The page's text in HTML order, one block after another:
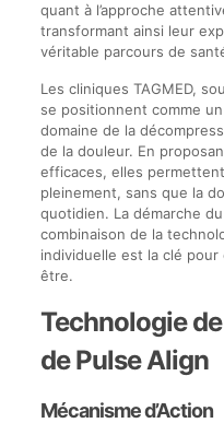
quant à l’approche
transformant ainsi leur
véritable parcours de
Les cliniques TAGMED,
se positionnent comme
domaine de la
de la douleur. En
efficaces, elles
pleinement, sans que la
quotidien. La démarche
combinaison de la
individuelle est la clé
être.
Technologie
de Pulse Align
Mécanisme d’Action